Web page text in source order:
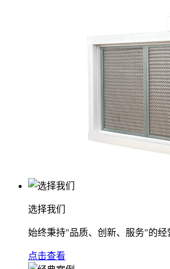
选择我们
始终秉持"品质、创新、服务"的经
点击查看